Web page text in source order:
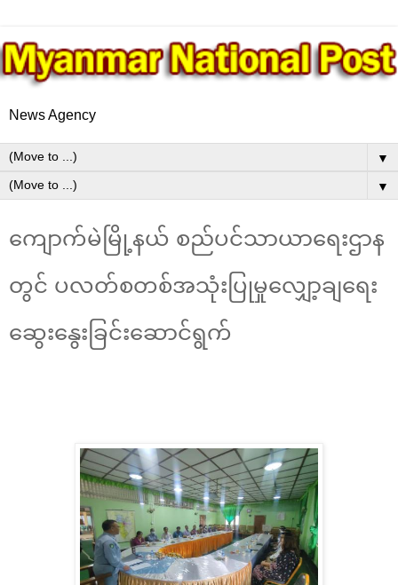
News Agency
▼
▼
ကျောက်မဲမြို့နယ် စည်ပင်သာယာရေးဌာန
တွင် ပလတ်စတစ်အသုံးပြုမှုလျှော့ချရေး
ဆွေးနွေးခြင်းဆောင်ရွက်